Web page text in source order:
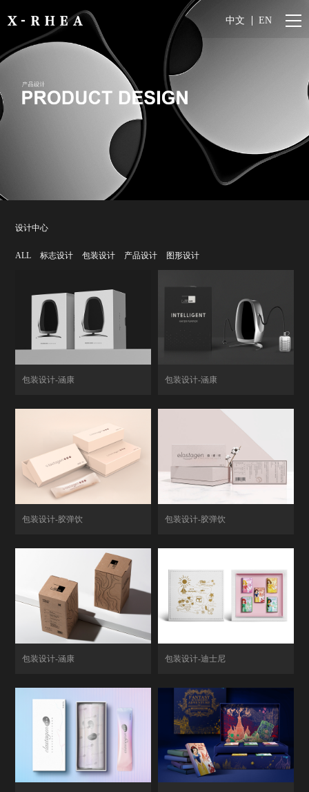
中文 EN
设计中心
ALL 标志设计 包装设计 产品设计 图形设计
包装设计-涵康 包装设计-涵康
包装设计-胶弹饮 包装设计-胶弹饮
包装设计-涵康 包装设计-迪士尼